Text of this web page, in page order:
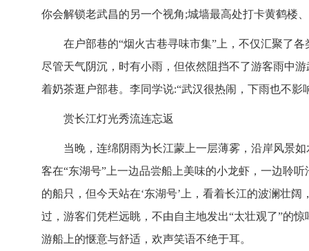
你会解锁老武昌的另一个视角;城墙最高处打卡黄鹤楼
在户部巷的“烟火古巷寻味市集”上，不仅汇聚了
尽管天气阴沉，时有小雨，但依然阻挡不了游客雨中
着奶茶逛户部巷。李同学说:“武汉很热闹，下雨也不
赏长江灯光秀流连忘返
当晚，连绵阴雨为长江蒙上一层薄雾，沿岸风景
客在“东湖号”上一边品尝船上美味的小龙虾，一边聆
的船只，但今天站在‘东湖号’上，看着长江的波澜壮
过，游客们凭栏远眺，不由自主地发出“太壮观了”的
游船上的惬意与舒适，欢声笑语不绝于耳。